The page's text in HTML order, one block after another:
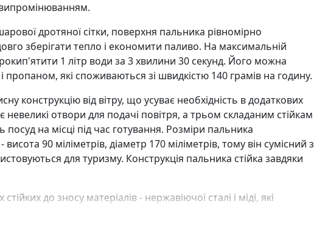
дротяної сітки, поверхня пальника рівномірно
зберігати тепло і економити паливо. На максимальній
1 літр води за 3 хвилини 30 секунд. Його можна
пропаном, які споживаються зі швидкістю 140 грамів на годину.
конструкцію від вітру, що усуває необхідність в додаткових
невеликі отвори для подачі повітря, а трьом складаним стійкам
посуд на місці під час готування. Розміри пальника
90 міліметрів, діаметр 170 міліметрів, тому він сумісний з
для туризму. Конструкція пальника стійка завдяки
до зносу матеріалів - нержавіючої сталі і міді, які
з висоти. Ці матеріали також не піддаються окисленню і корозії,